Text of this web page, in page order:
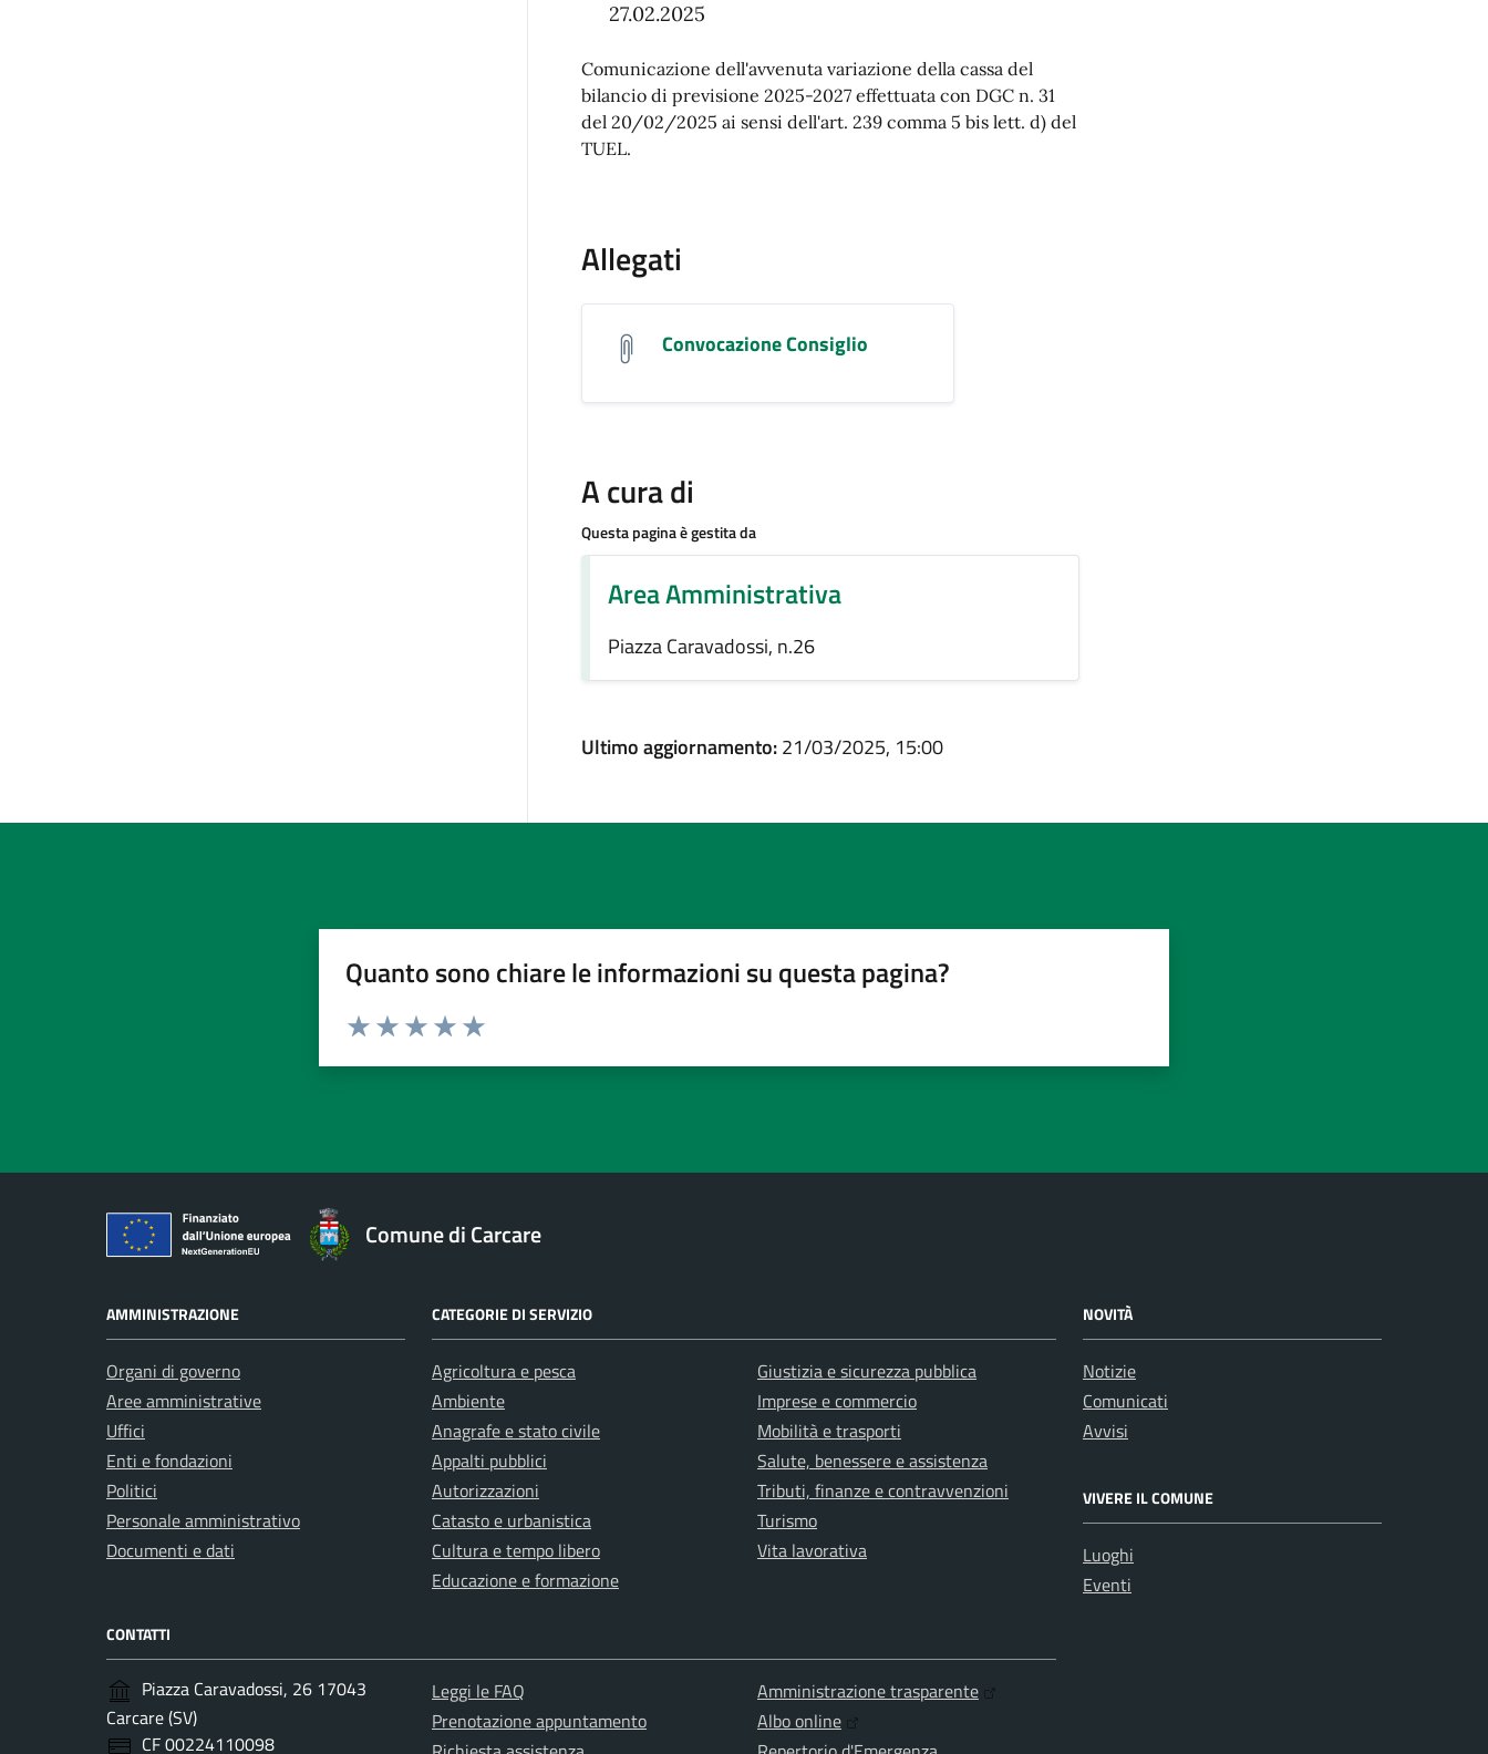
27.02.2025
Comunicazione dell'avvenuta variazione della cassa del
bilancio di previsione 2025-2027 effettuata con DGC n. 31
del 20/02/2025 ai sensi dell'art. 239 comma 5 bis lett. d) del
TUEL.
Allegati
Convocazione Consiglio
A cura di
Questa pagina è gestita da
Area Amministrativa
Piazza Caravadossi, n.26
Ultimo aggiornamento:21/03/2025, 15:00
Quanto sono chiare le informazioni su questa pagina?
Valuta da 1 a 5 stelle la pagina
Comune di Carcare
AMMINISTRAZIONE
Organi di governo
Aree amministrative
Uffici
Enti e fondazioni
Politici
Personale amministrativo
Documenti e dati
CATEGORIE DI SERVIZIO
Agricoltura e pesca
Ambiente
Anagrafe e stato civile
Appalti pubblici
Autorizzazioni
Catasto e urbanistica
Cultura e tempo libero
Educazione e formazione
Giustizia e sicurezza pubblica
Imprese e commercio
Mobilità e trasporti
Salute, benessere e assistenza
Tributi, finanze e contravvenzioni
Turismo
Vita lavorativa
NOVITÀ
Notizie
Comunicati
Avvisi
VIVERE IL COMUNE
Luoghi
Eventi
CONTATTI
Piazza Caravadossi, 26 17043
Carcare (SV)
CF 00224110098
Leggi le FAQ
Prenotazione appuntamento
Amministrazione trasparente
Albo online